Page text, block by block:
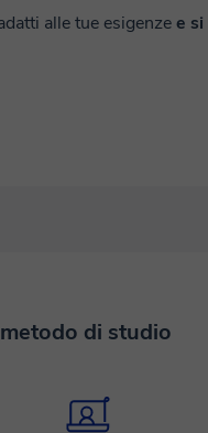
alle tue esigenzee
di studio